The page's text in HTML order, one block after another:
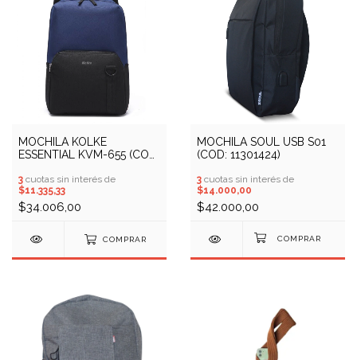
MOCHILA KOLKE
ESSENTIAL KVM-655 (COD:
3 cuotas sin interés de
$11.335,33
$34.006,00
COMPRAR
MOCHILA SOUL USB S01
(COD: 11301424)
3 cuotas sin interés de
$14.000,00
$42.000,00